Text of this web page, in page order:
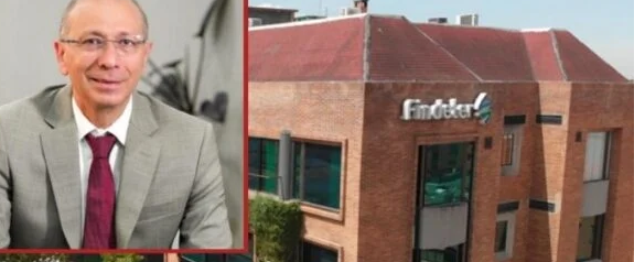
[ 8 de agosto de 2026 ] Epa Colombia fue trasladada de la Escuela de Carabineros a La Picaleña: los
episodios que precipitaron su salida de Bogotá JUDICIALES